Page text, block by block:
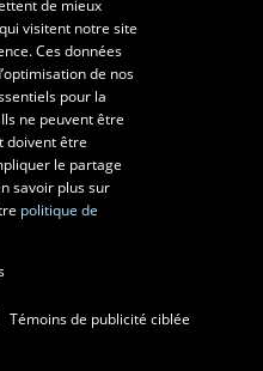
d’art et de design
territoire et de développement
de mieux
visitent notre site
Ces données
de nos
pour la
ne peuvent être
doivent être
le partage
savoir plus sur
politique de
Témoins de publicité ciblée